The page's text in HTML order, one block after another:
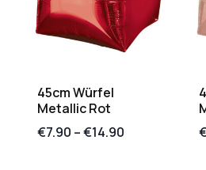
45cm Würfel
Metallic Rot
€7.90 –€14.90
€